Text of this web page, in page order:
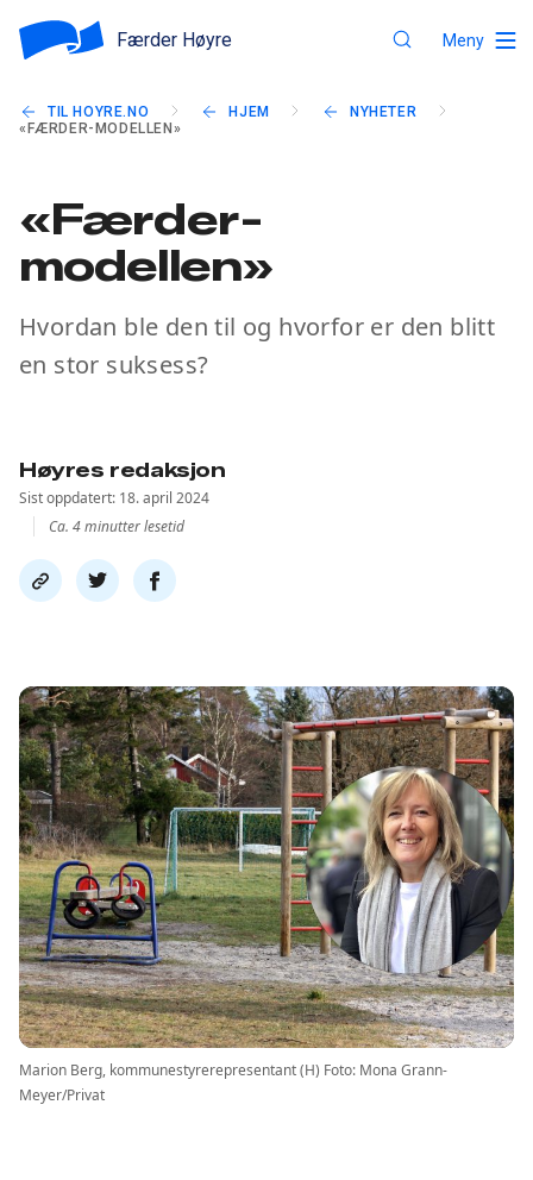
Færder Høyre Meny
TIL HOYRE.NO HJEM
NYHETER
«FÆRDER-MODELLEN»
«Færder-
modellen»
Hvordan ble den til og hvorfor er den blitt
en stor suksess?
Høyres redaksjon
Sist oppdatert: 18. april 2024
Ca. 4 minutter lesetid
Del
link
Del
på
Del
på
Marion Berg, kommunestyrerepresentant (H) Foto: Mona Grann-
Meyer/Privat